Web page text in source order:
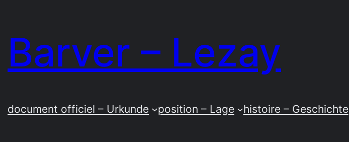
springen
Barver – Lezay
document officiel – Urkunde position – Lage histoire – Geschichte